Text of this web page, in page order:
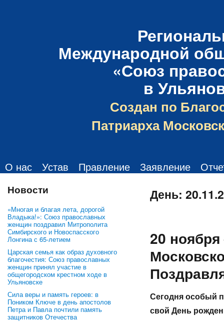
Международной
«Союз
в
Создан по
Патриарха
О нас Устав Правление Заявление
Новости
«Многая и благая лета, дорогой
Владыка!»: Союз православных
женщин поздравил Митрополита
Симбирского и Новоспасского
Лонгина с 65-летием
Царская семья как образ духовного
благочестия: Союз православных
женщин принял участие в
общегородском крестном ходе в
Ульяновске
Сила веры и память героев: в
Поником Ключе в день апостолов
Петра и Павла почтили память
защитников Отечества
День:
20
Сегодня особый
свой День